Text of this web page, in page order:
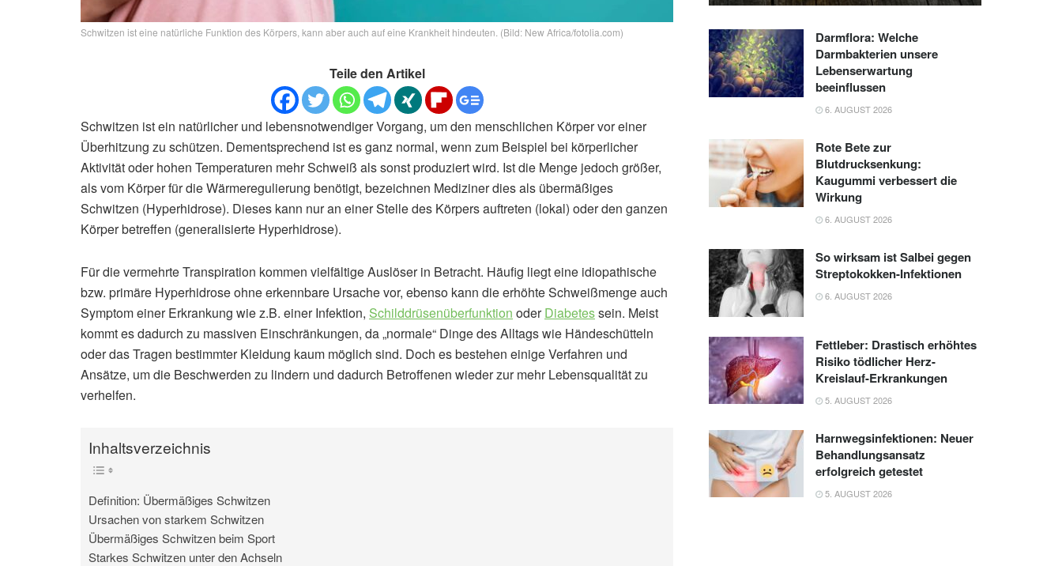
Schwitzen ist eine natürliche Funktion des Körpers, kann aber auch auf eine Krankheit hindeuten. (Bild: New Africa/fotolia.com)
Teile den Artikel
Schwitzen ist ein natürlicher und lebensnotwendiger Vorgang, um den menschlichen Körper vor einer
Überhitzung zu schützen. Dementsprechend ist es ganz normal, wenn zum Beispiel bei körperlicher
Aktivität oder hohen Temperaturen mehr Schweiß als sonst produziert wird. Ist die Menge jedoch größer,
als vom Körper für die Wärmeregulierung benötigt, bezeichnen Mediziner dies als übermäßiges
Schwitzen (Hyperhidrose). Dieses kann nur an einer Stelle des Körpers auftreten (lokal) oder den ganzen
Körper betreffen (generalisierte Hyperhidrose).
Für die vermehrte Transpiration kommen vielfältige Auslöser in Betracht. Häufig liegt eine idiopathische
bzw. primäre Hyperhidrose ohne erkennbare Ursache vor, ebenso kann die erhöhte Schweißmenge auch
Symptom einer Erkrankung wie z.B. einer Infektion, Schilddrüsenüberfunktion oderDiabetessein. Meist
kommt es dadurch zu massiven Einschränkungen, da „normale“ Dinge des Alltags wie Händeschütteln
oder das Tragen bestimmter Kleidung kaum möglich sind. Doch es bestehen einige Verfahren und
Ansätze, um die Beschwerden zu lindern und dadurch Betroffenen wieder zur mehr Lebensqualität zu
verhelfen.
Inhaltsverzeichnis
Definition: Übermäßiges Schwitzen
Ursachen von starkem Schwitzen
Übermäßiges Schwitzen beim Sport
Starkes Schwitzen unter den Achseln
Darmflora: Welche
Darmbakterien unsere
Lebenserwartung
beeinflussen
6. AUGUST 2026
Rote Bete zur
Blutdrucksenkung:
Kaugummi verbessert die
Wirkung
6. AUGUST 2026
So wirksam ist Salbei gegen
Streptokokken-Infektionen
6. AUGUST 2026
Fettleber: Drastisch erhöhtes
Risiko tödlicher Herz-
Kreislauf-Erkrankungen
5. AUGUST 2026
Harnwegsinfektionen: Neuer
Behandlungsansatz
erfolgreich getestet
5. AUGUST 2026